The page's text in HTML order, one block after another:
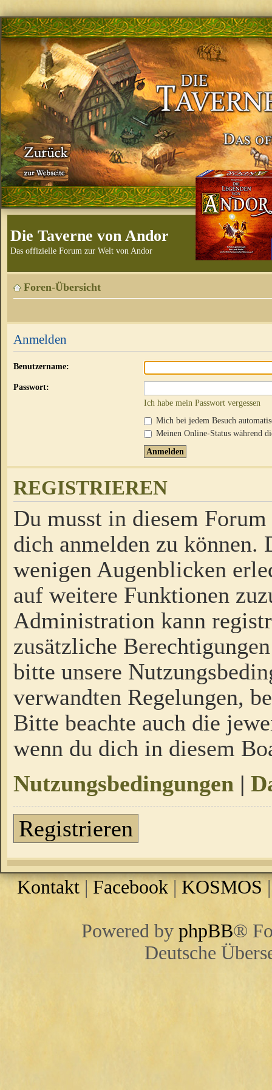
Die Taverne von Andor
Das offizielle Forum zur Welt von Andor
Foren-Übersicht
Anmelden
Benutzername:
Passwort:
Ich habe mein Passwort vergessen
Mich bei jedem Besuch
Meinen Online-Status während
REGISTRIEREN
Du musst in diesem
dich anmelden zu
wenigen Augenblicken
auf weitere Funktionen
Administration kann
zusätzliche
bitte unsere
verwandten Regelungen,
Bitte beachte auch die
wenn du dich in diesem
Nutzungsbedingungen |
Registrieren
Kontakt | Facebook |KOSMOS
Powered by phpBB®
Deutsche